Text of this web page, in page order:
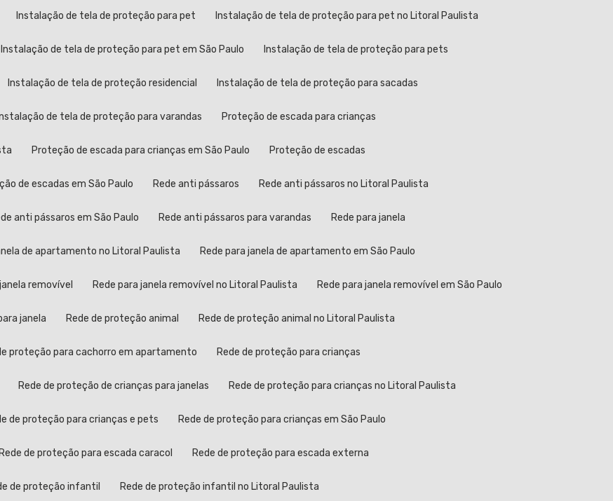
Instalação de tela de proteção para pet Instalação de tela de proteção para pet no Litoral Paulista
Instalação de tela de proteção para pet em São Paulo Instalação de tela de proteção para pets
Instalação de tela de proteção residencial Instalação de tela de proteção para sacadas
de tela de proteção para varandas Proteção de escada para crianças
Proteção de escada para crianças em São Paulo Proteção de escadas
de escadas em São Paulo Rede anti pássaros Rede anti pássaros no Litoral Paulista
anti pássaros em São Paulo Rede anti pássaros para varandas Rede para janela
de apartamento no Litoral Paulista Rede para janela de apartamento em São Paulo
janela removível Rede para janela removível no Litoral Paulista Rede para janela removível em São Paulo
janela Rede de proteção animal Rede de proteção animal no Litoral Paulista
de proteção para cachorro em apartamento Rede de proteção para crianças
Rede de proteção de crianças para janelas Rede de proteção para crianças no Litoral Paulista
de proteção para crianças e pets Rede de proteção para crianças em São Paulo
Rede de proteção para escada caracol Rede de proteção para escada externa
de proteção infantil Rede de proteção infantil no Litoral Paulista